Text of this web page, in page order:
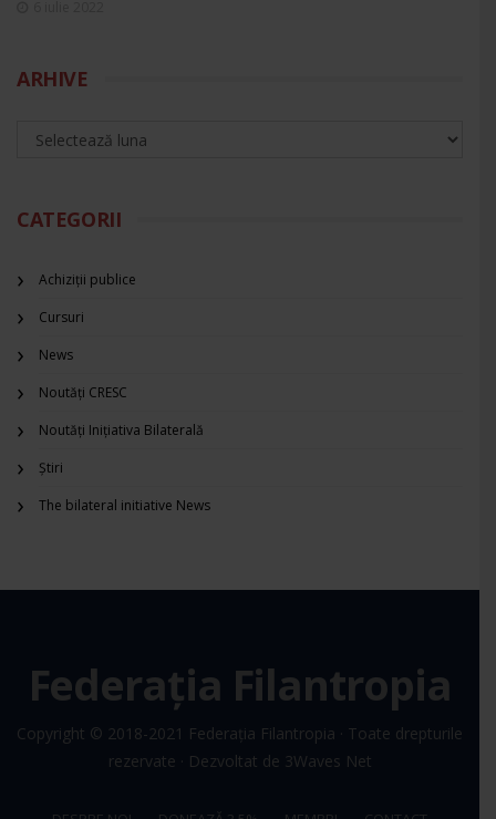
ARHIVE
CATEGORII
Achiziții publice
Cursuri
News
Noutăți CRESC
Noutăți Inițiativa Bilaterală
Știri
The bilateral initiative News
Federația Filantropia
Copyright © 2018-2021 Federația Filantropia · Toate drepturile
rezervate · Dezvoltat de 3Waves Net